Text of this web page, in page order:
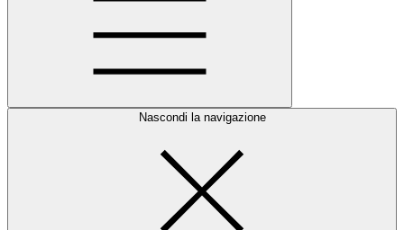
Nascondi la navigazione